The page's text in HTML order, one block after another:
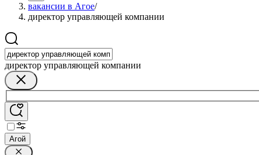
вакансии в Агое/
директор управляющей компании
директор управляющей компании
Агой